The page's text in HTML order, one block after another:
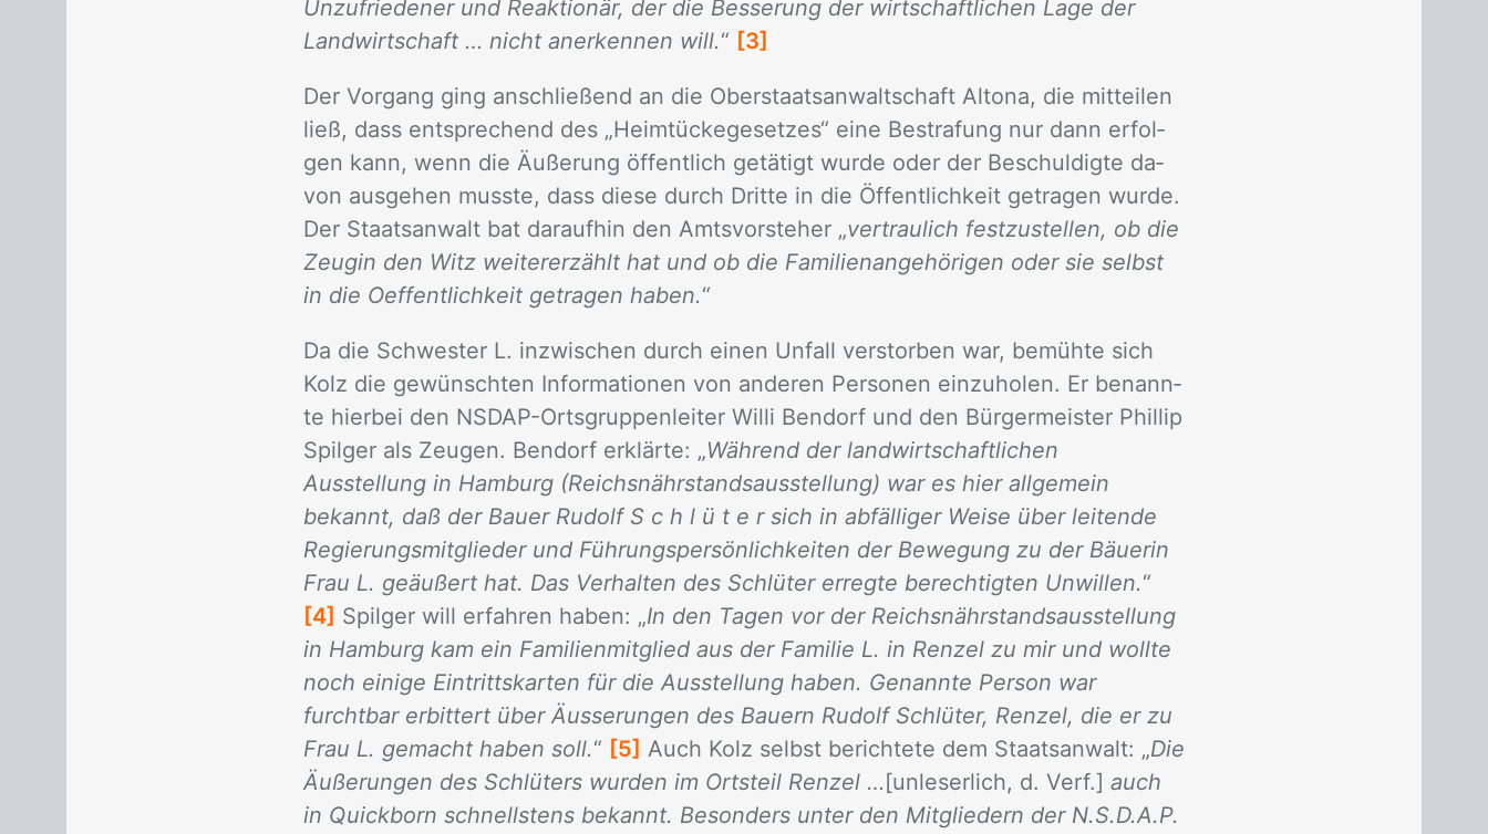
Unzufriedener und Reaktionär, der die Besserung der wirtschaftlichen Lage der
Landwirtschaft … nicht anerkennen will.“ [3]
Der Vor­gang ging an­schlie­ßend an die Ober­staats­an­walt­schaft Al­to­na, die mit­tei­len
ließ, dass ent­spre­chend des „Heim­tü­cke­ge­set­zes“ eine Be­stra­fung nur dann er­fol­
gen kann, wenn die Äuße­rung öf­fent­lich ge­tä­tigt wur­de oder der Be­schul­dig­te da­
von aus­ge­hen muss­te, dass die­se durch Drit­te in die Öffent­lich­keit ge­tra­gen wur­de.
Der Staats­an­walt bat dar­auf­hin den Amts­vor­ste­her „vertraulich festzustellen, ob die
Zeugin den Witz weitererzählt hat und ob die Familienangehörigen oder sie selbst
in die Oeffentlichkeit getragen haben.“
Da die Schwes­ter L. in­zwi­schen durch ei­nen Un­fall ver­stor­ben war, be­müh­te sich
Kolz die ge­wünsch­ten In­for­ma­tio­nen von an­de­ren Per­so­nen ein­zu­ho­len. Er be­nann­
te hier­bei den NS­DAP-Orts­grup­pen­lei­ter Wil­li Ben­dorf und den Bür­ger­meis­ter Phil­lip
Spil­ger als Zeu­gen. Ben­dorf er­klär­te: „Während der landwirtschaftlichen
Ausstellung in Hamburg (Reichsnährstandsausstellung) war es hier allgemein
bekannt, daß der Bauer Rudolf S c h l ü t e r sich in abfälliger Weise über leitende
Regierungsmitglieder und Führungspersönlichkeiten der Bewegung zu der Bäuerin
Frau L. geäußert hat. Das Verhalten des Schlüter erregte berechtigten Unwillen.“
[4] Spil­ger will er­fah­ren ha­ben: „In den Tagen vor der Reichsnährstandsausstellung
in Hamburg kam ein Familienmitglied aus der Familie L. in Renzel zu mir und wollte
noch einige Eintrittskarten für die Ausstellung haben. Genannte Person war
furchtbar erbittert über Äusserungen des Bauern Rudolf Schlüter, Renzel, die er zu
Frau L. gemacht haben soll.“ [5] Auch Kolz selbst be­rich­te­te dem Staats­an­walt: „Die
Äußerungen des Schlüters wurden im Ortsteil Renzel …[un­le­ser­lich, d. Verf.] auch
in Quickborn schnellstens bekannt. Besonders unter den Mitgliedern der N.S.D.A.P.